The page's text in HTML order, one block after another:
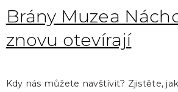
Brány Muzea
znovu otevírají
Kdy nás můžete navštívit? Zjistěte,